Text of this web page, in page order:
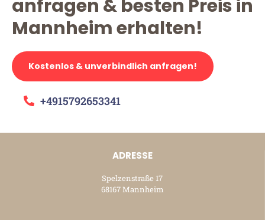
anfragen & besten Preis in
Mannheim erhalten!
Kostenlos & unverbindlich anfragen!
+4915792653341
ADRESSE
Spelzenstraße 17
68167 Mannheim